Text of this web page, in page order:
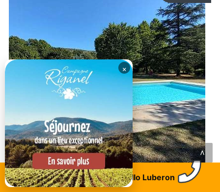
Saint martin de castillon
LOU VERGIÉ
Trouvez un logement Allo Luberon
×
<